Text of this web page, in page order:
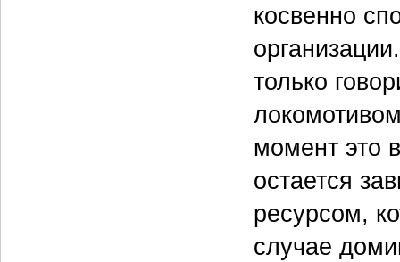
косвенно
только
момент это
остается
ресурсом,
случае